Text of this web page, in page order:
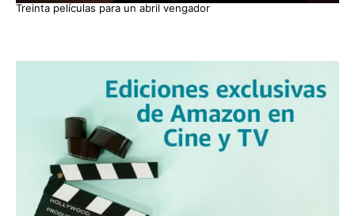
Treinta películas para un abril vengador